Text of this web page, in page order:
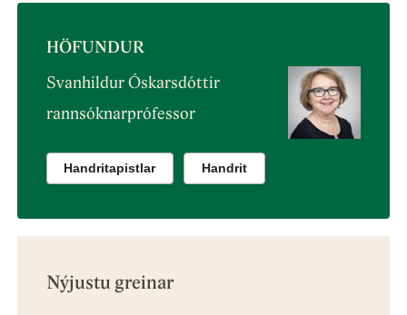
HÖFUNDUR
Svanhildur Óskarsdóttir
rannsóknarprófessor
Handritapistlar Handrit
Nýjustu greinar